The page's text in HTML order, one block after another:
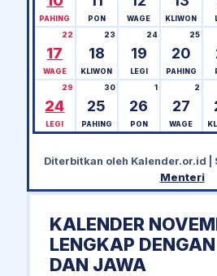
PAHING PON WAGE KLIWON
17
22
WAGE
18
23
KLIWON
19
24
LEGI
20
25
PAHING
24
29
LEGI
25
30
PAHING
26
1
PON
27
2
WAGE
Diterbitkan oleh Kalender.or.id |
Menteri
KALENDER
LENGKAP
DAN JAWA